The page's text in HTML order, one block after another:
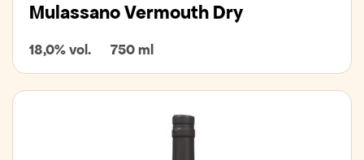
Mulassano Vermouth Dry
18,0% vol. 750 ml